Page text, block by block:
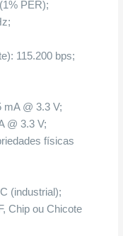
PER);
115.200 bps;
@ 3.3 V;
@ 3.3 V;
físicas
(industrial);
Chip ou Chicote